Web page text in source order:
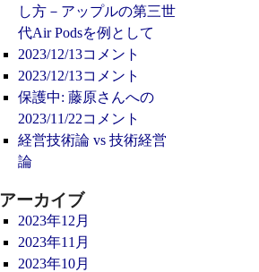
し方－アップルの第三世
代Air Podsを例として
2023/12/13コメント
2023/12/13コメント
保護中: 藤原さんへの
2023/11/22コメント
経営技術論 vs 技術経営
論
アーカイブ
2023年12月
2023年11月
2023年10月